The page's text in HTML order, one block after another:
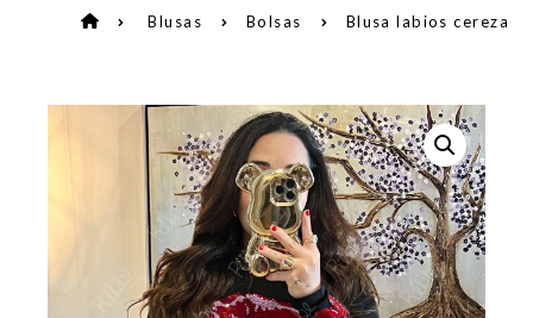
Blusas Bolsas Blusa labios cereza